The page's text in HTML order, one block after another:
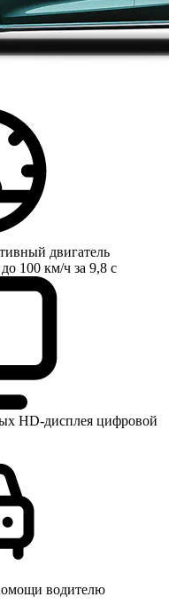
двигатель
100 км/ч за 9,8 с
HD-дисплея цифровой
водителю